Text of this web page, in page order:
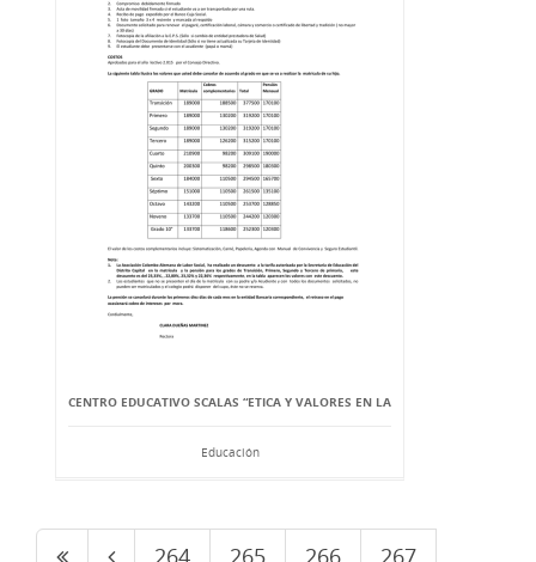
CENTRO EDUCATIVO SCALAS “ETICA Y VALORES EN LA
Educación
264 265 266 267